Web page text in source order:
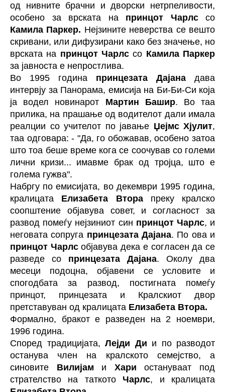
од нивните брачни и дворски нетрпеливости,
особено за врската на принцот Чарлссо
Камила Паркер. Нејзините неверства се вешто
скривани, или дифузирани како без значење, но
врската на принцот Чарлс со Камила Паркер
за јавноста е непростлива.
Во 1995 година принцезата Дајана дава
интервју за Панорама, емисија на Би-Би-Си која
ја водел новинарот Мартин Башир. Во таа
прилика, на прашање од водителот дали имала
реалции со учителот по јавање Џејмс Хјулит,
таа одговара: - "Да, го обожавав, особено затоа
што тоа беше време кога се соочував со големи
лични кризи... имавме брак од тројца, што е
голема гужва".
Набргу по емисијата, во декември 1995 година,
кралицата Елизабета Вторапреку кралско
соопштение објавува совет, и согласност за
развод помеѓу нејзиниот син принцот Чарлс, и
неговата сопруга принцезата Дајана. По ова и
принцот Чарлсобјавува дека е согласен да се
разведе со принцезата Дајана. Околу два
месеци подоцна, објавени се условите и
спогодбата за развод, постигната помеѓу
принцот, принцезата и Кралскиот двор
претставуван од кралицата Елизабета Втора.
Формално, бракот е разведен на 2 ноември,
1996 година.
Според традицијата, Лејди Ди и по разводот
останува член на кралското семејство, а
синовите Вилијам и Хари остануваат под
стрателство на таткото Чарлс, и кралицата